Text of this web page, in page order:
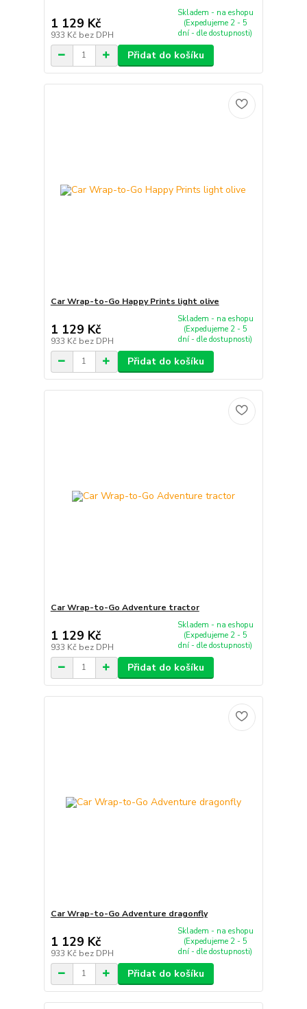
1 129 Kč
933 Kč bez DPH
Skladem - na eshopu
(Expedujeme 2 - 5
dní - dle dostupnosti)
Přidat do košíku
Car Wrap-to-Go Happy Prints light olive
1 129 Kč
933 Kč bez DPH
Skladem - na eshopu
(Expedujeme 2 - 5
dní - dle dostupnosti)
Přidat do košíku
Car Wrap-to-Go Adventure tractor
1 129 Kč
933 Kč bez DPH
Skladem - na eshopu
(Expedujeme 2 - 5
dní - dle dostupnosti)
Přidat do košíku
Car Wrap-to-Go Adventure dragonfly
1 129 Kč
933 Kč bez DPH
Skladem - na eshopu
(Expedujeme 2 - 5
dní - dle dostupnosti)
Přidat do košíku